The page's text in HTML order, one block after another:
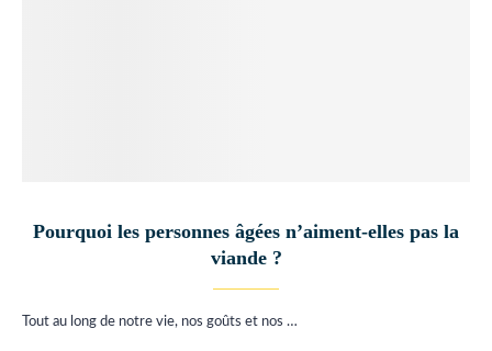
Pourquoi les personnes âgées n’aiment-elles pas la
viande ?
Tout au long de notre vie, nos goûts et nos …